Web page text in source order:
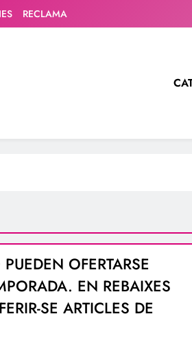
RECLAMA
OFERTARSE
EN REBAIXES
SE ARTICLES DE